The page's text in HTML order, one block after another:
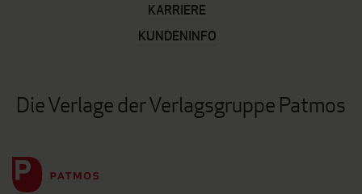
KARRIERE
KUNDENINFO
Die Verlage der Verlagsgruppe Patmos